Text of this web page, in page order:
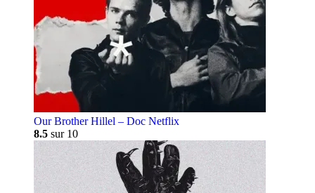
Our Brother Hillel – Doc Netflix
8.5 sur 10